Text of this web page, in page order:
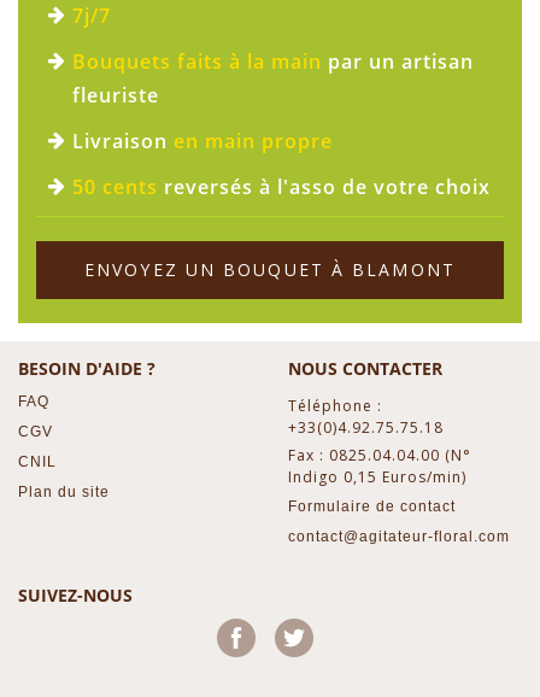
7j/7
Bouquets faits à la main par un artisan
fleuriste
Livraison en main propre
50 cents reversés à l'asso de votre choix
ENVOYEZ UN BOUQUET À BLAMONT
BESOIN D'AIDE ?
FAQ
CGV
CNIL
Plan du site
NOUS CONTACTER
Téléphone :
+33(0)4.92.75.75.18
Fax : 0825.04.04.00 (N°
Indigo 0,15 Euros/min)
Formulaire de contact
contact@agitateur-floral.com
SUIVEZ-NOUS
Facebook